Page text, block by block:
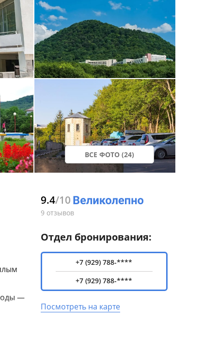
ВСЕ ФОТО (24)
—
9.4/10
9 отзывов
Отдел бронирования:
+7 (929) 788-****
+7 (929) 788-****
Посмотреть на карте